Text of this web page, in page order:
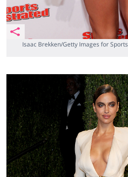
לפחות הניאון חזר לאופנה (צילום: Isaac Brekken/Getty Images for Sports